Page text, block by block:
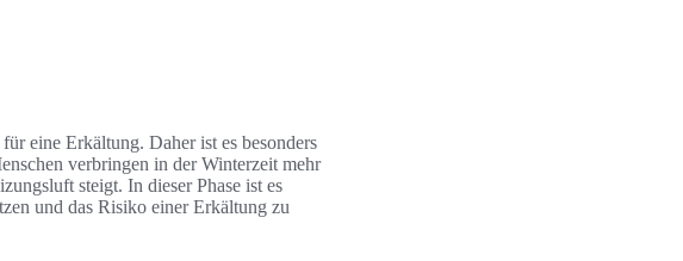
eine Erkältung. Daher ist es besonders
verbringen in der Winterzeit mehr
steigt. In dieser Phase ist es
und das Risiko einer Erkältung zu